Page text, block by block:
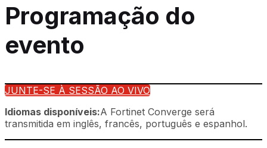
Programação do
evento
JUNTE-SE À SESSÃO AO VIVO
Idiomas disponíveis:A Fortinet Converge será
transmitida em inglês, francês, português e espanhol.